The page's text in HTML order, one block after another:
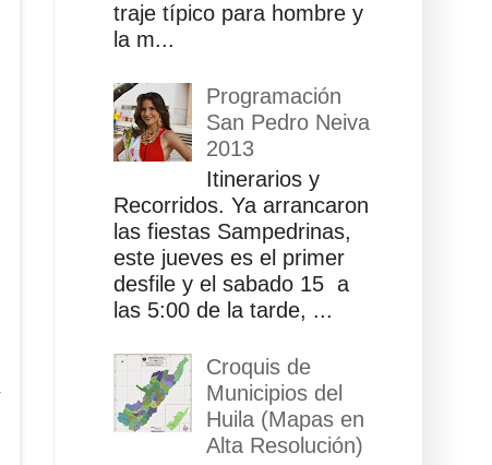
traje típico para hombre y
la m...
Programación
San Pedro Neiva
2013
Itinerarios y
Recorridos. Ya arrancaron
las fiestas Sampedrinas,
este jueves es el primer
desfile y el sabado 15 a
las 5:00 de la tarde, ...
Croquis de
Municipios del
Huila (Mapas en
Alta Resolución)